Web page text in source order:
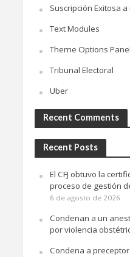
Suscripción Exitosa a
Text Modules
Theme Options Panel
Tribunal Electoral
Uber
Recent Comments
Recent Posts
El CFJ obtuvo la
proceso de gestión
6 de agosto de 2026
Condenan a un
por violencia
Condena a